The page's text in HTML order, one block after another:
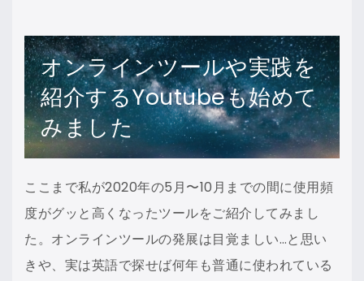
オンラインツールや実践を
紹介するYoutubeも始めて
みました
ここまで私が2020年の5月〜10月までの間に使用頻
度がグッと高くなったツールをご紹介してみまし
た。オンラインツールの発展は目覚ましい…と思い
きや、実は英語で探せば何年も普通に使われている